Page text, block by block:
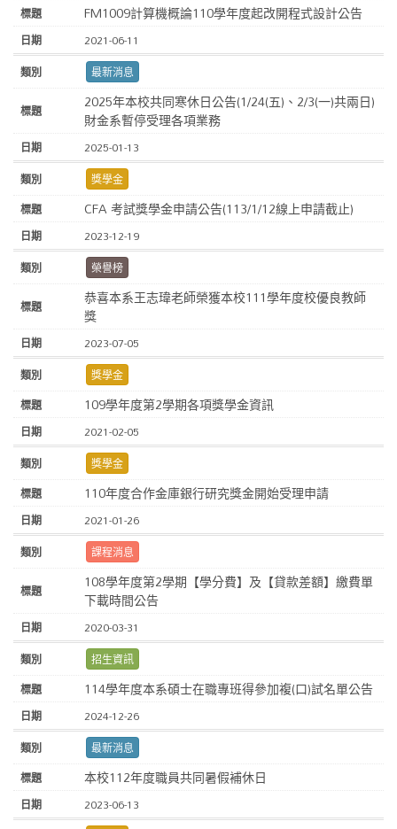
FM1009計算機概論110學年度起改開程式設計公告
2021-06-11
最新消息
2025年本校共同寒休日公告(1/24(五)、2/3(一)共兩日)
財金系暫停受理各項業務
2025-01-13
獎學金
CFA 考試獎學金申請公告(113/1/12線上申請截止)
2023-12-19
榮譽榜
恭喜本系王志瑋老師榮獲本校111學年度校優良教師
獎
2023-07-05
獎學金
109學年度第2學期各項獎學金資訊
2021-02-05
獎學金
110年度合作金庫銀行研究獎金開始受理申請
2021-01-26
課程消息
108學年度第2學期【學分費】及【貸款差額】繳費單
下載時間公告
2020-03-31
招生資訊
114學年度本系碩士在職專班得參加複(口)試名單公告
2024-12-26
最新消息
本校112年度職員共同暑假補休日
2023-06-13